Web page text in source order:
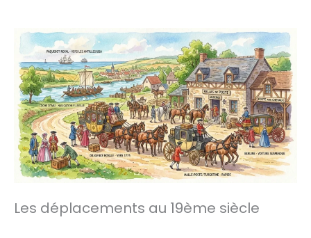
Les déplacements au 19ème siècle